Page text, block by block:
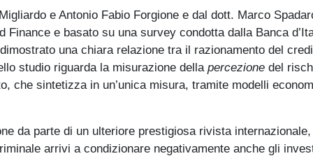
e Antonio Fabio Forgione e dal dott. Marco
e basato su una survey condotta dalla Banca
una chiara relazione tra il razionamento del
studio riguarda la misurazione della percezione del
che sintetizza in un’unica misura, tramite modelli
da parte di un ulteriore prestigiosa rivista
arrivi a condizionare negativamente anche gli